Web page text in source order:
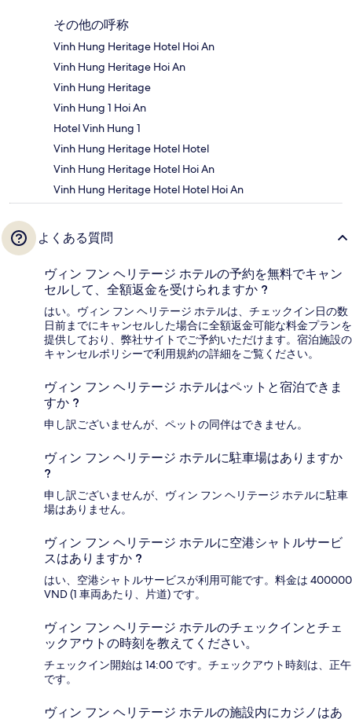
その他の呼称
Vinh Hung Heritage Hotel Hoi An
Vinh Hung Heritage Hoi An
Vinh Hung Heritage
Vinh Hung 1 Hoi An
Hotel Vinh Hung 1
Vinh Hung Heritage Hotel Hotel
Vinh Hung Heritage Hotel Hoi An
Vinh Hung Heritage Hotel Hotel Hoi An
よくある質問
ヴィン フン ヘリテージ ホテルの予約を無料でキャン
セルして、全額返金を受けられますか ?
はい。ヴィン フン ヘリテージ ホテルは、チェックイン日の数
日前までにキャンセルした場合に全額返金可能な料金プランを
提供しており、弊社サイトでご予約いただけます。宿泊施設の
キャンセルポリシーで利用規約の詳細をご覧ください。
ヴィン フン ヘリテージ ホテルはペットと宿泊できま
すか ?
申し訳ございませんが、ペットの同伴はできません。
ヴィン フン ヘリテージ ホテルに駐車場はありますか
?
申し訳ございませんが、ヴィン フン ヘリテージ ホテルに駐車
場はありません。
ヴィン フン ヘリテージ ホテルに空港シャトルサービ
スはありますか ?
はい、空港シャトルサービスが利用可能です。料金は 400000
VND (1 車両あたり、片道) です。
ヴィン フン ヘリテージ ホテルのチェックインとチェ
ックアウトの時刻を教えてください。
チェックイン開始は 14:00 です。チェックアウト時刻は、正午
です。
ヴィン フン ヘリテージ ホテルの施設内にカジノはあ